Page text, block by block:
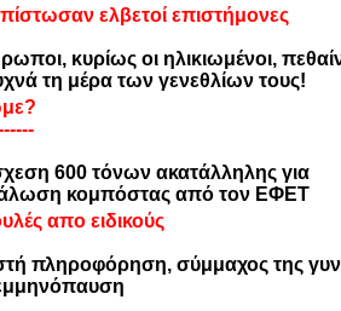
ελβετοί επιστήμονες
κυρίως οι ηλικιωμένοι,
τη μέρα των γενεθλίων τους!
600 τόνων ακατάλληλης για
κομπόστας από τον ΕΦΕΤ
απο ειδικούς
πληροφόρηση, σύμμαχος της